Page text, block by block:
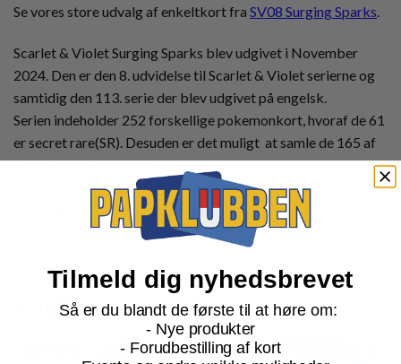
Se vores store udvalg af enkeltkort fra SV08 Surging Sparks.
Scarlet & Violet Surging Sparks blev udgivet i November
2024. Den er den 8. udvidelse til Scarlet & Violet serierne og
samtidig den 113. serie der blev udgivet på engelsk.
Serien indeholder 252 forskellige pokemonkort, hvoraf de 61
er secret rare(SR). Desuden er det muligt at samle de 165 af
kortene som reverse foil.
I , kan du være heldig at finde kort som Pikachu ex,
Hydreigon ex eller Latias ex.
Relaterede produkter
Tilmeld dig nyhedsbrevet
Så er du blandt de første til at høre om:
- Nye produkter
- Forudbestilling af kort